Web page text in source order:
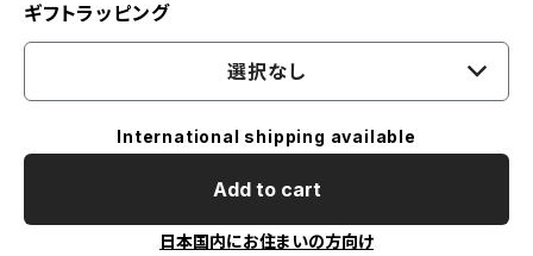
ギフトラッピング
選択なし
International shipping available
Add to cart
日本国内にお住まいの方向け